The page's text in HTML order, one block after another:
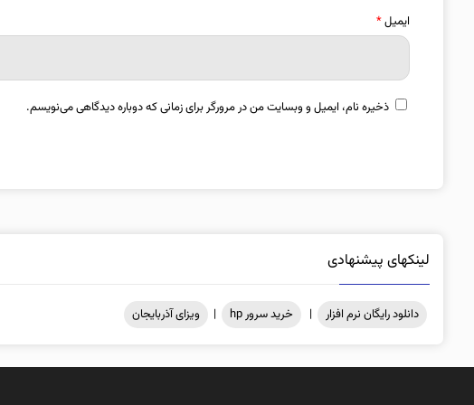
ایمیل*
ذخیره نام، ایمیل و وبسایت من در مرورگر برای زمانی که دوباره دیدگاهی می‌نویسم.
لینکهای پیشنهادی
دانلود رایگان نرم افزار | خرید سرور hp | ویزای آذربایجان